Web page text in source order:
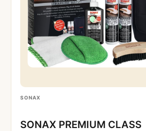
SONAX
SONAX PREMIUM CLASS